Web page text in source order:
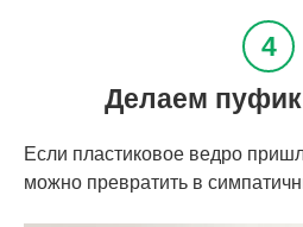
Делаем
Если пластиковое ведро
можно превратить в